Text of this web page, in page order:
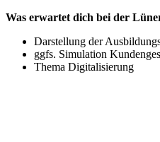
Was erwartet dich bei der
Darstellung der
ggfs. Simulation
Thema Digitalisierung